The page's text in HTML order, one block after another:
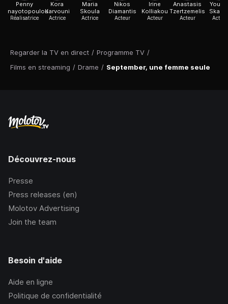
Regarder la TV en direct / Programme TV /
Films en streaming / Drame / September, une femme seule
Penny
Panayotopoulou
Réalisatrice
Kora
Karvouni
Actrice
Maria
Skoula
Actrice
Nikos
Diamantis
Acteur
Irine
Kolliakou
Acteur
Anastasis
Tzertzemelis
Acteur Acteur
Découvrez-nous
Presse
Press releases (en)
Molotov Advertising
Join the team
Besoin d'aide
Aide en ligne
Politique de confidentialité